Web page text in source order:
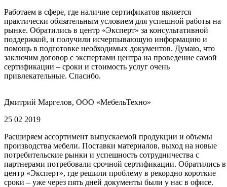
Работаем в сфере, где наличие сертификатов является
практически обязательным условием для успешной работы на
рынке. Обратились в центр «Эксперт» за консультативной
поддержкой, и получили исчерпывающую информацию и
помощь в подготовке необходимых документов. Думаю, что
заключим договор с экспертами центра на проведение самой
сертификации – сроки и стоимость услуг очень
привлекательные. Спасибо.
Дмитрий Маргелов, ООО «МебельТехно»
25 02 2019
Расширяем ассортимент выпускаемой продукции и объемы
производства мебели. Поставки материалов, выход на новые
потребительские рынки и успешность сотрудничества с
партнерами потребовали срочной сертификации. Обратились в
центр «Эксперт», где решили проблему в рекордно короткие
сроки – уже через пять дней документы были у нас в офисе.